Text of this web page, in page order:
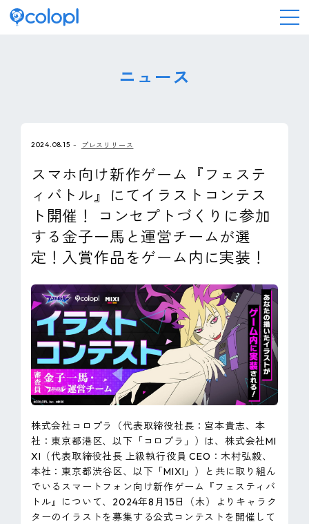
IR情報
採用情報
ピンマーク
EN
ニュース
2024.08.15 プレスリリース
スマホ向け新作ゲーム『フェステ
ィバトル』にてイラストコンテス
ト開催！ コンセプトづくりに参加
する金子一馬と運営チームが選
定！入賞作品をゲーム内に実装！
株式会社コロプラ（代表取締役社長：宮本貴志、本
社：東京都港区、以下「コロプラ」）は、株式会社MI
XI（代表取締役社長 上級執行役員 CEO：木村弘毅、
本社：東京都渋谷区、以下「MIXI」）と共に取り組ん
でいるスマートフォン向け新作ゲーム『フェスティバ
トル』について、2024年8月15日（木）よりキャラク
ターのイラストを募集する公式コンテストを開催して